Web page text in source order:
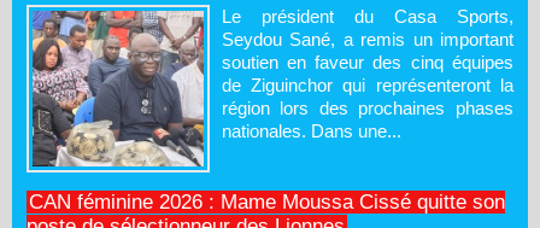
Le président du Casa Sports,
Seydou Sané, a remis un important
soutien en faveur des cinq équipes
de Ziguinchor qui représenteront la
région lors des prochaines phases
nationales. Dans une...
CAN féminine 2026 : Mame Moussa Cissé quitte son